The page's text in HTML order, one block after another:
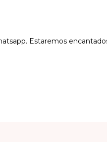
Estaremos